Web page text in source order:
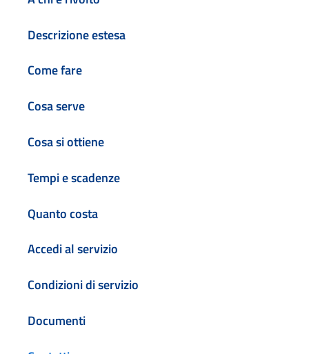
Descrizione estesa
Come fare
Cosa serve
Cosa si ottiene
Tempi e scadenze
Quanto costa
Accedi al servizio
Condizioni di servizio
Documenti